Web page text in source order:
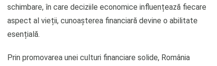
schimbare, în care deciziile economice influențează fiecare
aspect al vieții, cunoașterea financiară devine o abilitate
esențială.
Prin promovarea unei culturi financiare solide, România